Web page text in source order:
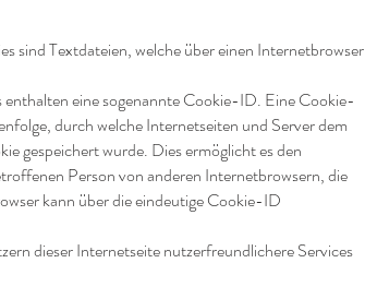
sind Textdateien, welche über einen Internetbrowser
eine sogenannte Cookie-ID. Eine Cookie-
durch welche Internetseiten und Server dem
gespeichert wurde. Dies ermöglicht es den
Person von anderen Internetbrowsern, die
kann über die eindeutige Cookie-ID
dieser Internetseite nutzerfreundlichere Services